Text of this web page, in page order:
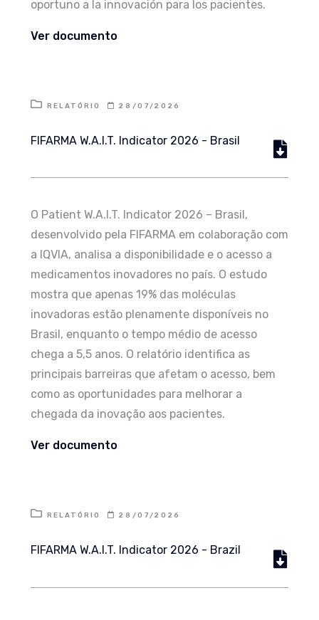
oportuno a la innovación para los pacientes.
Ver documento
RELATÓRIO 28/07/2026
FIFARMA W.A.I.T. Indicator 2026 - Brasil
O Patient W.A.I.T. Indicator 2026 – Brasil,
desenvolvido pela FIFARMA em colaboração com
a IQVIA, analisa a disponibilidade e o acesso a
medicamentos inovadores no país. O estudo
mostra que apenas 19% das moléculas
inovadoras estão plenamente disponíveis no
Brasil, enquanto o tempo médio de acesso
chega a 5,5 anos. O relatório identifica as
principais barreiras que afetam o acesso, bem
como as oportunidades para melhorar a
chegada da inovação aos pacientes.
Ver documento
RELATÓRIO 28/07/2026
FIFARMA W.A.I.T. Indicator 2026 - Brazil